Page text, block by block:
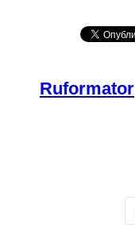
Ruformator